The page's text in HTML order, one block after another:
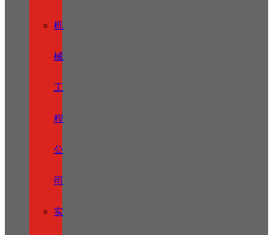
机
械
工
程
公
司
实